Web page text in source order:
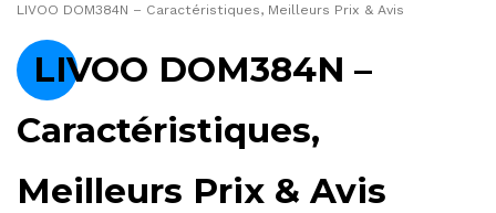
LIVOO DOM384N – Caractéristiques, Meilleurs Prix & Avis
LIVOO DOM384N –
Caractéristiques,
Meilleurs Prix & Avis